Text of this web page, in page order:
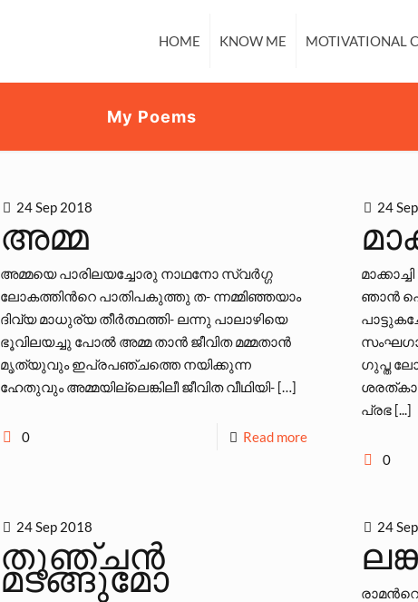
HOME KNOW ME MOTIVATIONAL
My Poems
24 Sep 2018
അമ്മ
അമ്മയെ പാരിലയച്ചോരു നാഥനോ സ്വര്‍ഗ്ഗ
ലോകത്തിന്‍റെ പാതിപകുത്തു ത- ന്നമ്മിഞ്ഞയാം
ദിവ്യ മാധുര്യ തീര്‍ത്ഥത്തി- ലന്നു പാലാഴിയെ
ഭൂവിലയച്ചു പോല്‍ അമ്മ താന്‍ ജീവിത മമ്മതാന്‍
മൃത്യുവും ഇപ്രപഞ്ചത്തെ നയിക്കുന്ന
ഹേതുവും അമ്മയില്ലെങ്കിലീ ജീവിത വീഥിയി-[…]
0 Read more
24
ഞാന്‍
ഗുപ്ത
പ്രഭ [...]
0
24 Sep 2018
തുഞ്ചന്‍
മടങ്ങുമോ
24